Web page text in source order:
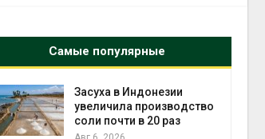
Самые популярные
Засуха в Индонезии
увеличила производство
соли почти в 20 раз